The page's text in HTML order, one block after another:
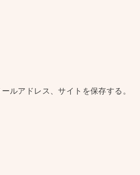
ルアドレス、サイトを保存する。